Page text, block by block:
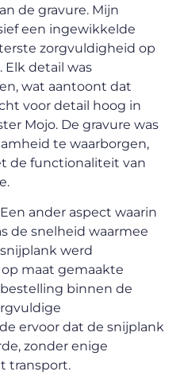
de gravure. Mijn
een ingewikkelde
zorgvuldigheid op
Elk detail was
wat aantoont dat
voor detail hoog in
Mojo. De gravure was
te waarborgen,
de functionaliteit van
ander aspect waarin
de snelheid waarmee
werd
maat gemaakte
binnen de
ervoor dat de snijplank
zonder enige
transport.